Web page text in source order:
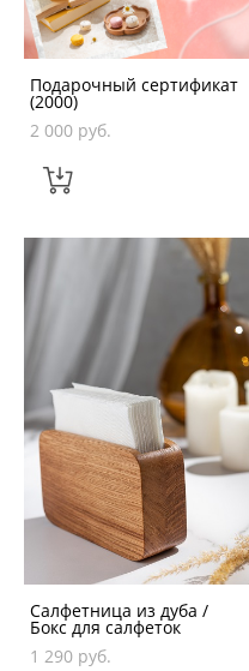
Подарочный сертификат
(2000)
2 000 pуб.
Салфетница из дуба /
Бокс для салфеток
1 290 pуб.